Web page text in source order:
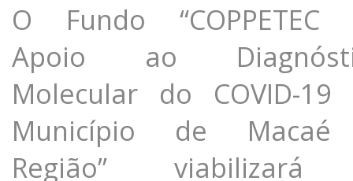
O Fundo “COPPETEC
Apoio ao
Molecular do COVID-19
Município de
Região”